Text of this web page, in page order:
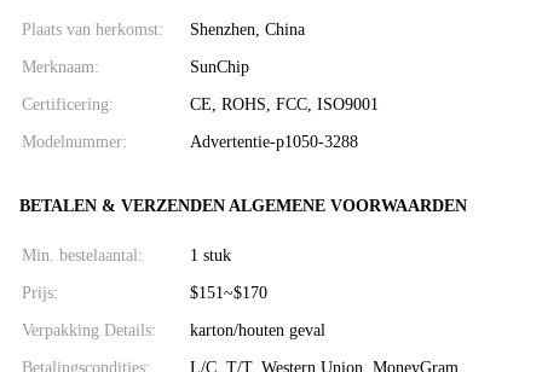
Plaats van herkomst: Shenzhen, China
Merknaam: SunChip
Certificering: CE, ROHS, FCC, ISO9001
Modelnummer: Advertentie-p1050-3288
BETALEN & VERZENDEN ALGEMENE VOORWAARDEN
Min. bestelaantal: 1 stuk
Prijs: $151~$170
Verpakking Details: karton/houten geval
Betalingscondities: L/C, T/T, Western Union, MoneyGram